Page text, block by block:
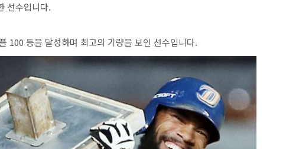
선수입니다.
100 등을 달성하며 최고의 기량을 보인 선수입니다.